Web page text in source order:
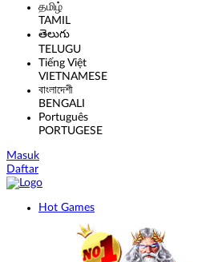
தமிழ்
TAMIL
తెలుగు
TELUGU
Tiếng Việt
VIETNAMESE
বাংলাদেশী
BENGALI
Português
PORTUGESE
Masuk
Daftar
Hot Games